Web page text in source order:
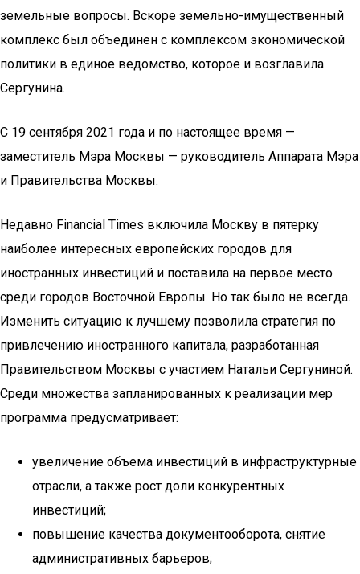
земельные вопросы. Вскоре земельно-имущественный
комплекс был объединен с комплексом экономической
политики в единое ведомство, которое и возглавила
Сергунина.
С 19 сентября 2021 года и по настоящее время —
заместитель Мэра Москвы — руководитель Аппарата Мэра
и Правительства Москвы.
Недавно Financial Times включила Москву в пятерку
наиболее интересных европейских городов для
иностранных инвестиций и поставила на первое место
среди городов Восточной Европы. Но так было не всегда.
Изменить ситуацию к лучшему позволила стратегия по
привлечению иностранного капитала, разработанная
Правительством Москвы с участием Натальи Сергуниной.
Среди множества запланированных к реализации мер
программа предусматривает:
увеличение объема инвестиций в инфраструктурные
отрасли, а также рост доли конкурентных
инвестиций;
повышение качества документооборота, снятие
административных барьеров;